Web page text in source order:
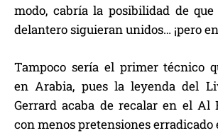
modo, cabría la posibilidad de
delantero siguieran unidos… ¡pero
Tampoco sería el primer técnico
en Arabia, pues la leyenda del
Gerrard acaba de recalar en el Al
con menos pretensiones erradicado